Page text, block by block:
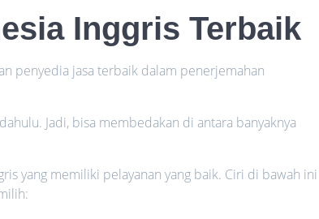
Inggris Terbaik
penyedia jasa terbaik dalam penerjemahan
Jadi, bisa membedakan di antara banyaknya
yang memiliki pelayanan yang baik. Ciri di bawah ini